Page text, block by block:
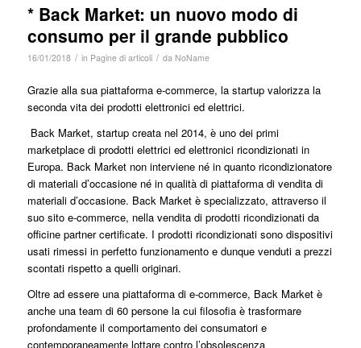
* Back Market: un nuovo modo di
consumo per il grande pubblico
16/01/2018 / in Pagine di articoli / da NoName
Grazie alla sua piattaforma e-commerce, la startup valorizza la
seconda vita dei prodotti elettronici ed elettrici.
Back Market, startup creata nel 2014, è uno dei primi
marketplace di prodotti elettrici ed elettronici ricondizionati in
Europa. Back Market non interviene né in quanto ricondizionatore
di materiali d’occasione né in qualità di piattaforma di vendita di
materiali d’occasione. Back Market è specializzato, attraverso il
suo sito e-commerce, nella vendita di prodotti ricondizionati da
officine partner certificate. I prodotti ricondizionati sono dispositivi
usati rimessi in perfetto funzionamento e dunque venduti a prezzi
scontati rispetto a quelli originari.
Oltre ad essere una piattaforma di e-commerce, Back Market è
anche una team di 60 persone la cui filosofia è trasformare
profondamente il comportamento dei consumatori e
contemporaneamente lottare contro l’obsolescenza